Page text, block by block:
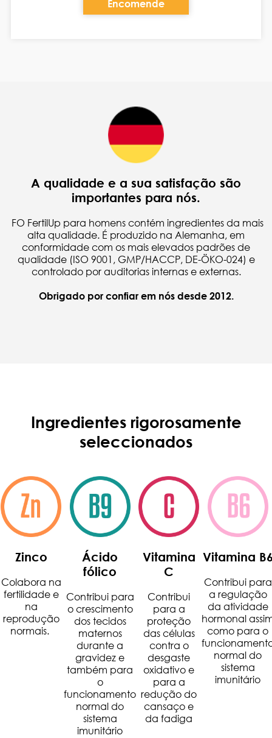
Encomende
A qualidade e a sua satisfação são
importantes para nós.
FO FertilUp para homens contém ingredientes da mais
alta qualidade. É produzido na Alemanha, em
conformidade com os mais elevados padrões de
qualidade (ISO 9001, GMP/HACCP, DE-ÖKO-024) e
controlado por auditorias internas e externas.
Obrigado por confiar em nós desde 2012.
Ingredientes rigorosamente
seleccionados
Zinco
Colabora na
fertilidade e
na
reprodução
normais.
Ácido
fólico
Contribui para
o crescimento
dos tecidos
maternos
durante a
gravidez e
também para
o
funcionamento
normal do
sistema
imunitário
Vitamina
C
Contribui
para a
proteção
das células
contra o
desgaste
oxidativo e
para a
redução do
cansaço e
da fadiga
Vitamina
Contribui para
a regulação
da atividade
hormonal
como para o
normal do
sistema
imunitário